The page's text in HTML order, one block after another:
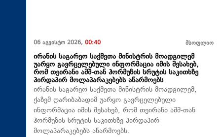
06 აგვისტო 2026, 00:40 მსოფლიო
ირანის საგარეო საქმეთა მინისტრის მოადგილემ
უარყო გავრცელებული ინფორმაცია იმის შესახებ,
რომ თეირანი აშშ-თან ჰორმუზის სრუტის საკითხზე
პირდაპირ მოლაპარაკებებს აწარმოებს
ირანის საგარეო საქმეთა მინისტრის მოადგილემ,
ქაზემ ღარიბაბადიმ უარყო გავრცელებული
ინფორმაცია იმის შესახებ, რომ თეირანი აშშ-თან
ჰორმუზის სრუტის საკითხზე პირდაპირ
მოლაპარაკებებს აწარმოებს.